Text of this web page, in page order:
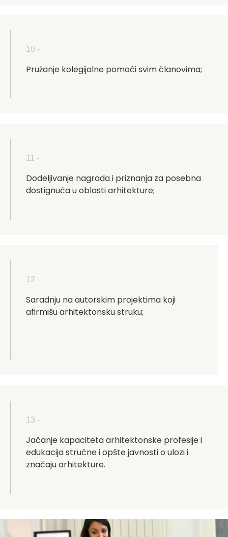
10 -
Pružanje kolegijalne pomoći svim članovima;
11 -
Dodeljivanje nagrada i priznanja za posebna
dostignuća u oblasti arhitekture;
12 -
Saradnju na autorskim projektima koji
afirmišu arhitektonsku struku;
13 -
Jačanje kapaciteta arhitektonske profesije i
edukacija stručne i opšte javnosti o ulozi i
značaju arhitekture.